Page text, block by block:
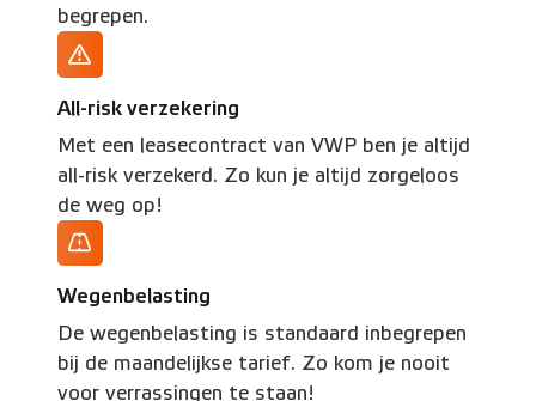
begrepen.
All-risk verzekering
Met een leasecontract van VWP ben je altijd
all-risk verzekerd. Zo kun je altijd zorgeloos
de weg op!
Wegenbelasting
De wegenbelasting is standaard inbegrepen
bij de maandelijkse tarief. Zo kom je nooit
voor verrassingen te staan!